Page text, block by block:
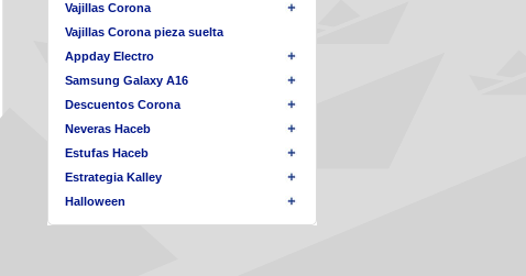
Vajillas Corona
Vajillas Corona pieza suelta
Appday Electro
Samsung Galaxy A16
Descuentos Corona
Neveras Haceb
Estufas Haceb
Estrategia Kalley
Halloween